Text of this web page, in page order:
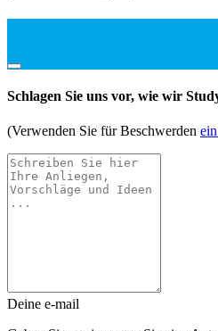
Schlagen Sie uns vor, wie wir
(Verwenden Sie für Beschwerden
Deine e-mail